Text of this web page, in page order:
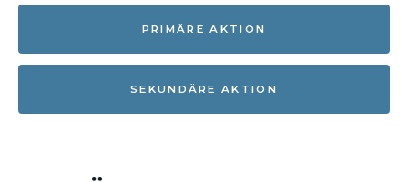
PRIMÄRE AKTION
SEKUNDÄRE AKTION